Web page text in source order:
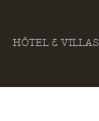
HÔTEL & VILLAS